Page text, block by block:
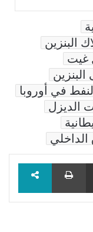
البنزين
غيت
النفط في أوروبا
الديزل
الداخلي
مشاركة عبر البريد طباعة